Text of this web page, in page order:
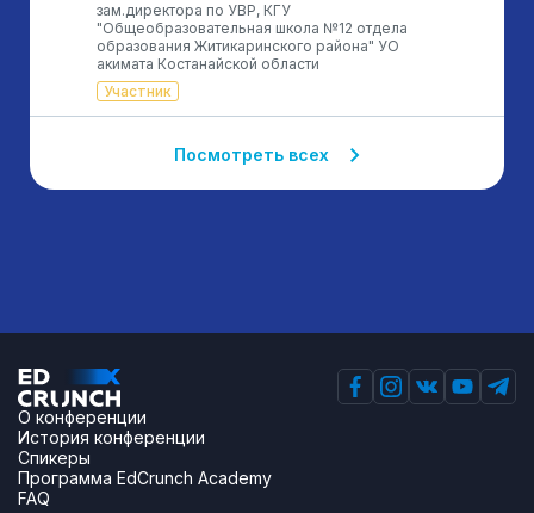
зам.директора по УВР, КГУ
"Общеобразовательная школа №12 отдела
образования Житикаринского района" УО
акимата Костанайской области
Участник
Посмотреть всех
О конференции
История конференции
Спикеры
Программа EdCrunch Academy
FAQ